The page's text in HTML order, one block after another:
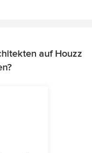
auf Houzz